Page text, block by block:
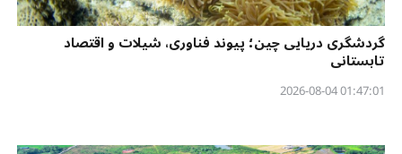
گردشگری دریایی چین؛ پیوند فناوری، شیلات و اقتصاد
تابستانی
01:47:01 2026-08-04